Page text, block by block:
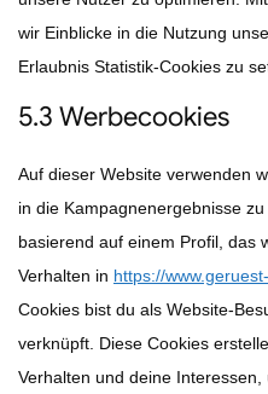
wir Einblicke in die Nutzung
Erlaubnis Statistik-Cookies zu
5.3 Werbecookies
Auf dieser Website verwenden
in die Kampagnenergebnisse
basierend auf einem Profil, das
Verhalten in https://
Cookies bist du als Website-
verknüpft. Diese Cookies
Verhalten und deine